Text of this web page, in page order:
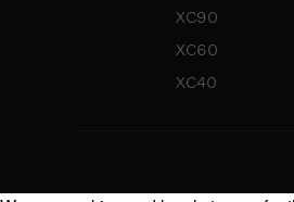
XC90
XC60
XC40